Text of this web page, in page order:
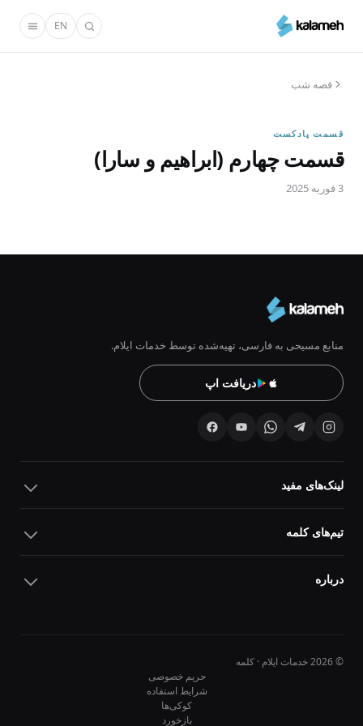
محتوای
EN
قصه شب
قسمت پادکست
قسمت چهارم (ابراهیم و سارا)
3 فوریه 2025
منابع مسیحی به فارسی، تهیه‌شده توسط خدمات ایلام.
دریافت اپ
لینک‌های مفید
تیم‌های کلمه
درباره
© 2026 خدمات ایلام · کلمه
حریم خصوصی
شرایط استفاده
کوکی‌ها
بازخورد
10